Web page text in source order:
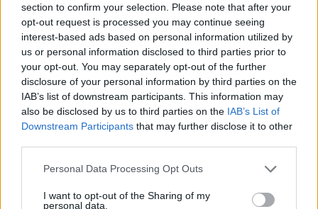
section to confirm your selection. Please note that after your
opt-out request is processed you may continue seeing
interest-based ads based on personal information utilized by
us or personal information disclosed to third parties prior to
your opt-out. You may separately opt-out of the further
disclosure of your personal information by third parties on the
IAB’s list of downstream participants. This information may
also be disclosed by us to third parties on the IAB’s List of
Downstream Participants that may further disclose it to other
Please note that this website/app uses one or more Google
not limited to your visit or usage behaviour. You may click to
Personal Data Processing Opt Outs
I want to opt-out of the Sharing of my
personal data.
Η Κατερίνα Γερονικολού στην Λευκάδα:
Ποζάρει με καλοκαιρινή διάθεση στην πισίνα –
Φωτογραφίες
06.08.2026